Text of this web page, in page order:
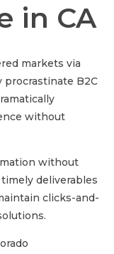
in CA
markets via
procrastinate B2C
without
without
deliverables
clicks-and-